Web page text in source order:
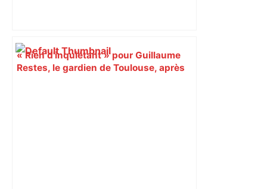
« Rien d'inquiétant » pour Guillaume
Restes, le gardien de Toulouse, après